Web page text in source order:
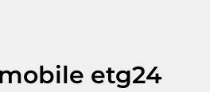
etg24